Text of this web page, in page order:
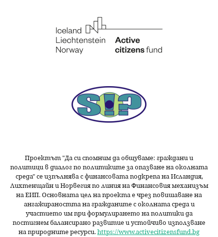
Проектът "Да си спомним даобщуваме: граждани и
политици в диалог по политиките за опазване на околната
среда" се изпълнява с финансовата подкрепа на Исландия,
Лихтенщайн и Норвегия по линия на Финансовия механизъм
на ЕИП. Основната цел на проекта е чрез повишаване на
ангажираността на гражданите с околната среда и
участието им при формулирането на политики да
постигнем балансирано развитие и устойчиво използване
на природните ресурси.https://www.activecitizensfund.bg